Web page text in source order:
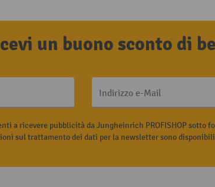
un buono sconto di
Indirizzo e-Mail
a ricevere pubblicità da Jungheinrich PROFISHOP sotto
sul trattamento dei dati per la newsletter sono disponibili